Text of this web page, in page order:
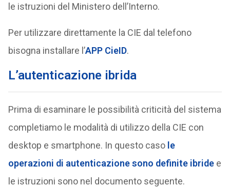
le istruzioni del Ministero dell’Interno.
Per utilizzare direttamente la CIE dal telefono
bisogna installare l’APP CieID.
L’autenticazione ibrida
Prima di esaminare le possibilità criticità del sistema
completiamo le modalità di utilizzo della CIE con
desktop e smartphone. In questo caso le
operazioni di autenticazione sono definite ibridee
le istruzioni sono nel documento seguente.